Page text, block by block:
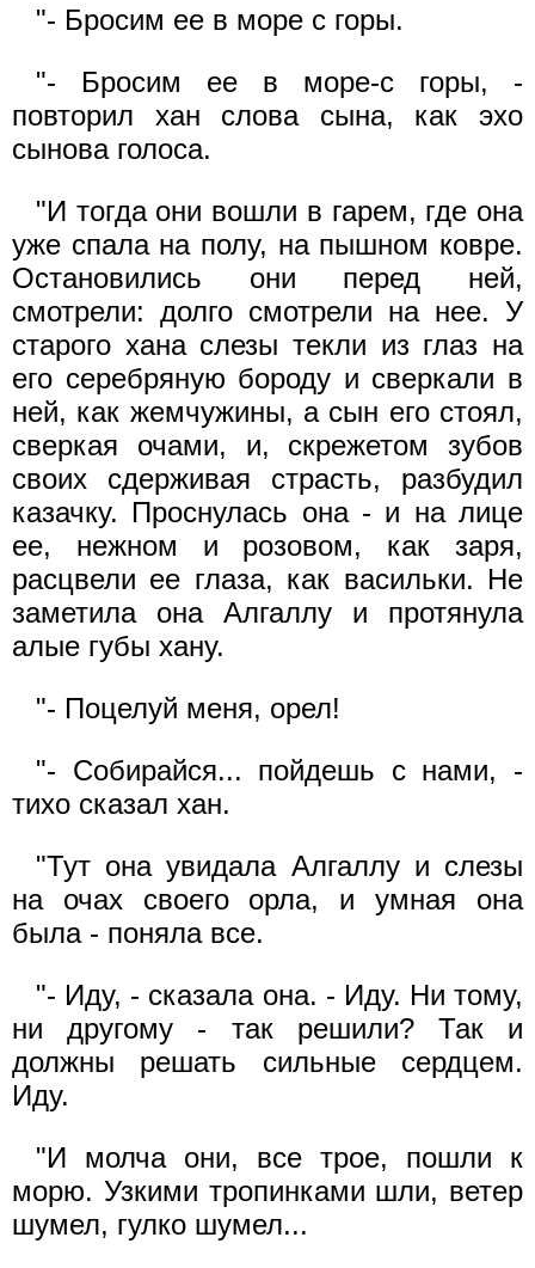
"- Бросим ее в море с горы.
"- Бросим ее в море-с горы, -
повторил хан слова сына, как эхо
сынова голоса.
"И тогда они вошли в гарем, где она
уже спала на полу, на пышном ковре.
Остановились они перед ней,
смотрели: долго смотрели на нее. У
старого хана слезы текли из глаз на
его серебряную бороду и сверкали в
ней, как жемчужины, а сын его стоял,
сверкая очами, и, скрежетом зубов
своих сдерживая страсть, разбудил
казачку. Проснулась она - и на лице
ее, нежном и розовом, как заря,
расцвели ее глаза, как васильки. Не
заметила она Алгаллу и протянула
алые губы хану.
"- Поцелуй меня, орел!
"- Собирайся... пойдешь с нами, -
тихо сказал хан.
"Тут она увидала Алгаллу и слезы
на очах своего орла, и умная она
была - поняла все.
"- Иду, - сказала она. - Иду. Ни тому,
ни другому - так решили? Так и
должны решать сильные сердцем.
Иду.
"И молча они, все трое, пошли к
морю. Узкими тропинками шли, ветер
шумел, гулко шумел...